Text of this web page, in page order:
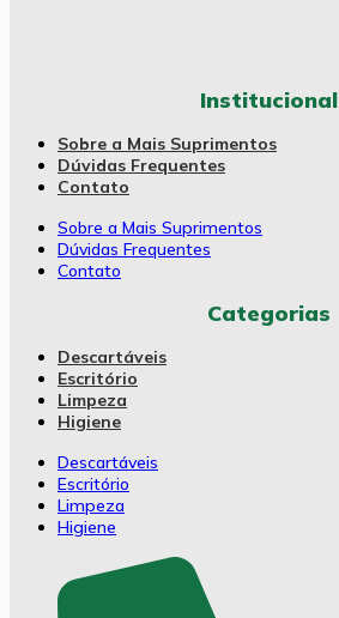
Institucional
Sobre a Mais Suprimentos
Dúvidas Frequentes
Contato
Sobre a Mais Suprimentos
Dúvidas Frequentes
Contato
Categorias
Descartáveis
Escritório
Limpeza
Higiene
Descartáveis
Escritório
Limpeza
Higiene